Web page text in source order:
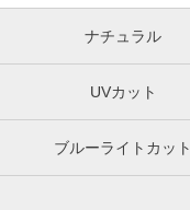
ナチュラル
UVカット
ブルーライトカット